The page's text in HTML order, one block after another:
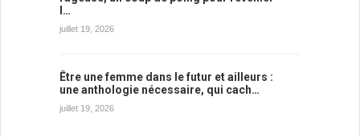
l…
juillet 19, 2026
Être une femme dans le futur et ailleurs :
une anthologie nécessaire, qui cach…
juillet 19, 2026